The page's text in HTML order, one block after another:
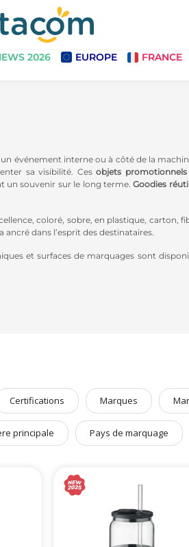
2026 EUROPE FRANCE
événement interne ou à côté de la
sa visibilité. Cesobjets promotionnels
un souvenir sur le long terme.Goodies
coloré, sobre, en plastique, carton,
dans l’esprit des destinataires.
et surfaces de marquages sont
gamme de
mais aussi pour apporter à votre
Certifications Marques
principale Pays de marquage